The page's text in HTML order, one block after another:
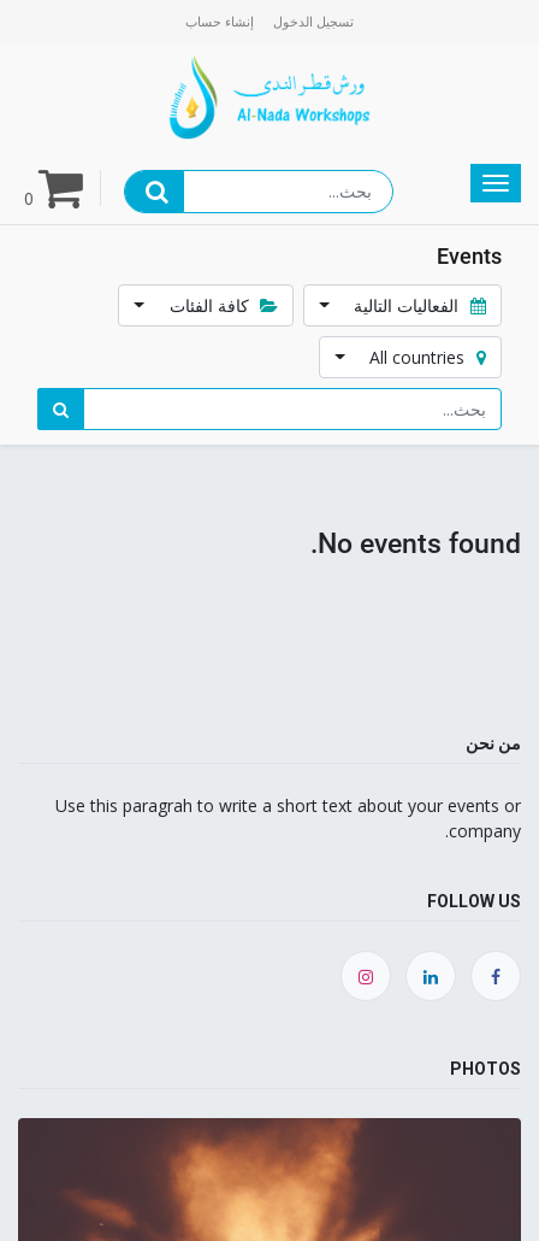
تسجيل الدخول إنشاء حساب
0
Events
الفعاليات التالية كافة الفئات
No events found.
من نحن
Use this paragrah to write a short text about your events or
company.
FOLLOW US
PHOTOS